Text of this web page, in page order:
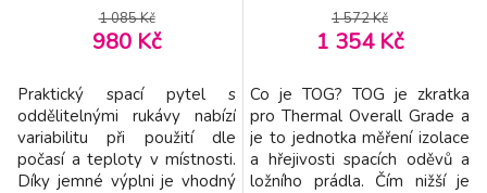
1 085 Kč
980 Kč
Praktický spací pytel s
oddělitelnými rukávy nabízí
variabilitu při použití dle
počasí a teploty v místnosti.
Díky jemné výplni je vhodný
1 572 Kč
1 354 Kč
Co je TOG? TOG je zkratka
pro Thermal Overall Grade a
je to jednotka měření izolace
a hřejivosti spacích oděvů a
ložního prádla. Čím nižší je